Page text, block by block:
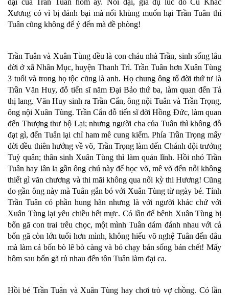
dại của Trần Tuân hôm ấy. Nói dại, giả dụ lúc đó Cù Khắc
Xương có vì bị đánh bại mà nổi khùng muốn hại Trần Tuân thì
Tuân cũng không để ý đến mà đề phòng!
Trần Tuân và Xuân Tùng đều là con cháu nhà Trần, sinh sống lâu
đời ở xã Nhân Mục, huyện Thanh Trì. Trần Tuân hơn Xuân Tùng
3 tuổi và trong họ tộc cũng là anh. Họ chung ông tổ đời thứ tư là
Trần Văn Huy, đỗ tiến sĩ năm Đại Bảo thứ ba, làm quan đến Tả
thị lang. Văn Huy sinh ra Trần Cẩn, ông nội Tuân và Trần Trọng,
ông nội Xuân Tùng. Trần Cẩn đỗ tiến sĩ đời Hồng Đức, làm quan
đến Thượng thư bộ Lại; nhưng người cha của Tuân thì không đỗ
đạt gì, đến Tuân lại chỉ ham mê cung kiếm. Phía Trần Trọng mấy
đời đều thiên hướng về võ, Trần Trọng làm đến Chánh đội trưởng
Tuỳ quân; thân sinh Xuân Tùng thì làm quản lĩnh. Hồi nhỏ Trần
Tuân hay lân la gần ông chú này để học võ, mê võ đến nỗi không
thiết gì văn chương và thi mãi không qua nổi kỳ thi Hương! Cũng
do gần ông này mà Tuân gắn bó với Xuân Tùng từ ngày bé. Tính
Trần Tuân có phần hung hãn nhưng là với người khác chứ với
Xuân Tùng lại yêu chiều hết mực. Có lần để bênh Xuân Tùng bị
bốn gã con trai trêu chọc, một mình Tuân dám đánh nhau với cả
bốn gã còn lớn tuổi hơn mình, không hiểu võ nghệ Tuân đến đâu
mà làm cả bốn bò lê bò càng và bỏ chạy bán sống bán chết! Mấy
hôm sau bốn gã rủ nhau đến tôn Tuân làm đại ca.
Hồi bé Trần Tuân và Xuân Tùng hay chơi trò vợ chồng. Có lần